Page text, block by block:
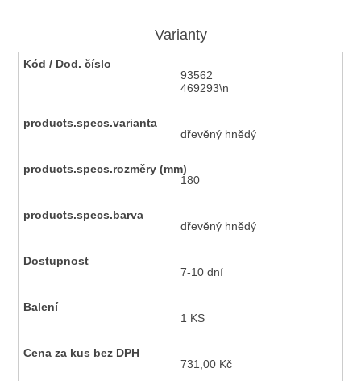
Varianty
93562
469293\n
dřevěný hnědý
180
dřevěný hnědý
7-10 dní
1 KS
731,00 Kč